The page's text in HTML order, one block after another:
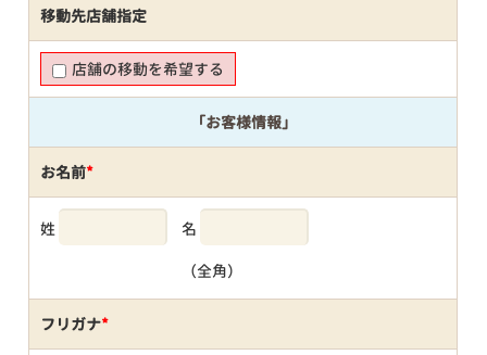
移動先店舗指定
店舗の移動を希望する
「お客様情報」
お名前*
姓 名
（全角）
フリガナ*